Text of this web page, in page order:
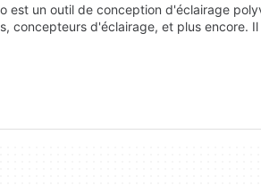
est un outil de conception d'éclairage
concepteurs d'éclairage, et plus encore.